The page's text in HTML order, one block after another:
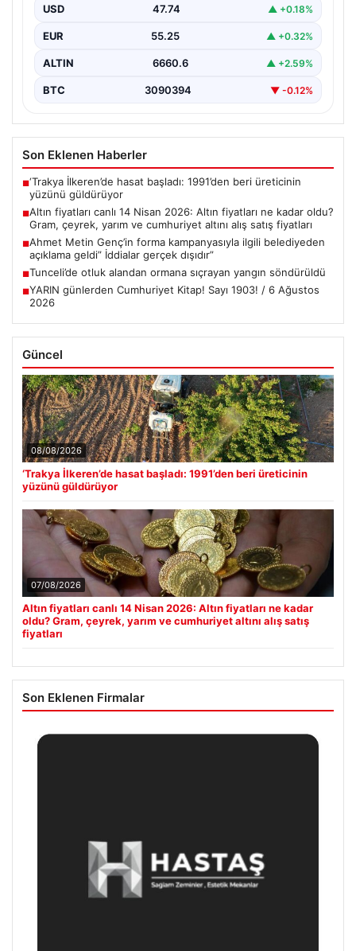
fiyatları
{"title": "14 Nisan 2026 Güncel Altın Fiyatları: Gram,
Çeyrek, Yarım ve Cumhuriyet Altını Satış…
USD 47.74 ▲ +0.18%
EUR 55.25 ▲ +0.32%
ALTIN 6660.6 ▲ +2.59%
BTC 3090394 ▼ -0.12%
Son Eklenen Haberler
■‘Trakya İlkeren’de hasat başladı: 1991’den beri üreticinin
yüzünü güldürüyor
■Altın fiyatları canlı 14 Nisan 2026: Altın fiyatları ne kadar oldu?
Gram, çeyrek, yarım ve cumhuriyet altını alış satış fiyatları
■Ahmet Metin Genç’in forma kampanyasıyla ilgili belediyeden
açıklama geldi” İddialar gerçek dışıdır”
■Tunceli’de otluk alandan ormana sıçrayan yangın söndürüldü
■YARIN günlerden Cumhuriyet Kitap! Sayı 1903! / 6 Ağustos
2026
Güncel
08/08/2026
‘Trakya İlkeren’de hasat başladı: 1991’den beri üreticinin
yüzünü güldürüyor
07/08/2026
Altın fiyatları canlı 14 Nisan 2026: Altın fiyatları ne kadar
oldu? Gram, çeyrek, yarım ve cumhuriyet altını alış satış
fiyatları
Son Eklenen Firmalar